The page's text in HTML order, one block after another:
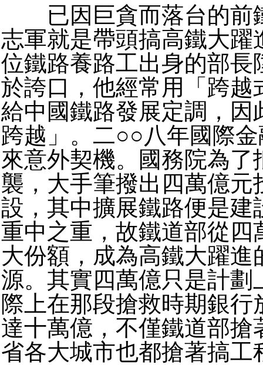
已因巨貪而落台的前
志軍就是帶頭搞高鐵大躍
位鐵路養路工出身的部長
於誇口，他經常用「跨越
給中國鐵路發展定調，因
跨越」。二○○八年國際
來意外契機。國務院為了
襲，大手筆撥出四萬億元
設，其中擴展鐵路便是建
重中之重，故鐵道部從四
大份額，成為高鐵大躍進
源。其實四萬億只是計劃
際上在那段搶救時期銀行
達十萬億，不僅鐵道部搶
省各大城市也都搶著搞工